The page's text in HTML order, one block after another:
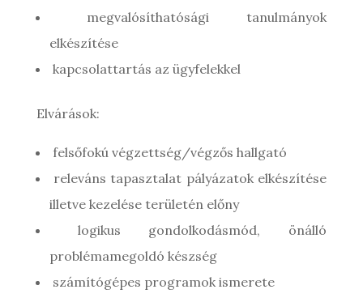
megvalósíthatósági tanulmányok
elkészítése
kapcsolattartás az ügyfelekkel
Elvárások:
felsőfokú végzettség/végzős hallgató
releváns tapasztalat pályázatok elkészítése
illetve kezelése területén előny
logikus gondolkodásmód, önálló
problémamegoldó készség
számítógépes programok ismerete